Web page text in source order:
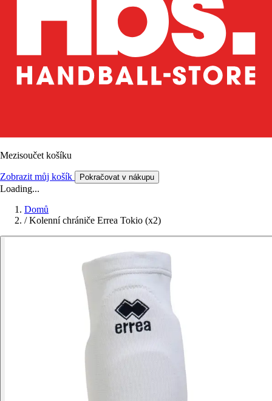
Mezisoučet košíku
Zobrazit můj košík Pokračovat v nákupu
Loading...
Domů
/ Kolenní chrániče Errea Tokio (x2)